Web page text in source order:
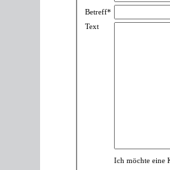
Betreff*
Text
Ich möchte eine